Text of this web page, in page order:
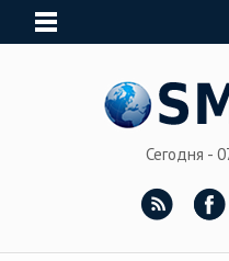
Сегодня -